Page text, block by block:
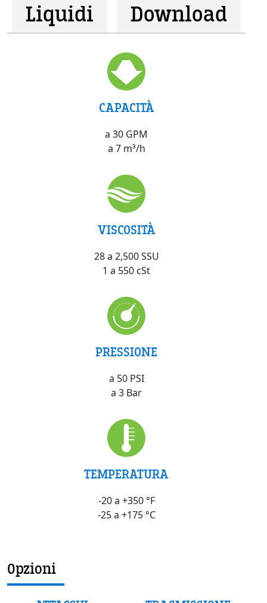
Liquidi
Download
CAPACITÀ
a 30 GPM
a 7 m³/h
VISCOSITÀ
28 a 2,500 SSU
1 a 550 cSt
PRESSIONE
a 50 PSI
a 3 Bar
TEMPERATURA
-20 a +350 °F
-25 a +175 °C
Opzioni